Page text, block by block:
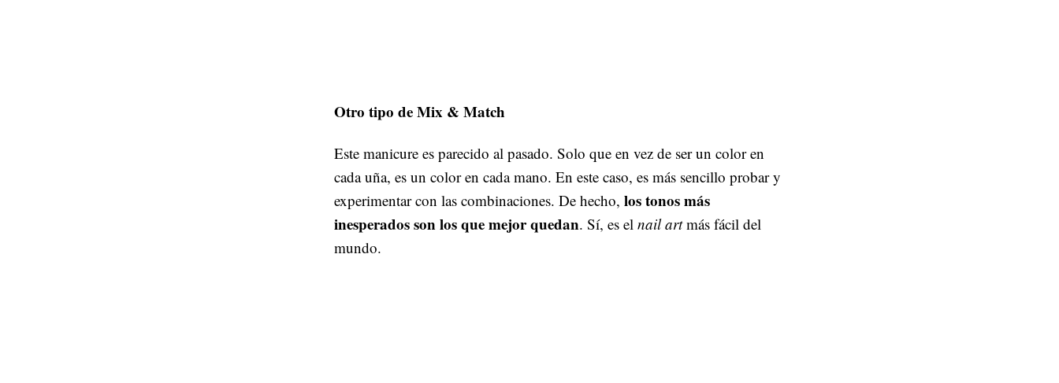
Otro tipo de Mix & Match
Este manicure es parecido al pasado. Solo que en vez de ser un color en
cada uña, es un color en cada mano. En este caso, es más sencillo probar y
experimentar con las combinaciones. De hecho, los tonos más
inesperados son los que mejor quedan. Sí, es el nail artmás fácil del
mundo.